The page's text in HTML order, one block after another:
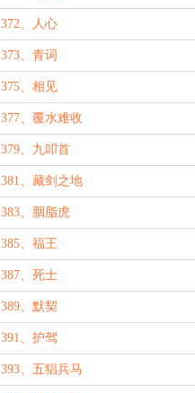
372、人心
373、青词
375、相见
377、覆水难收
379、九叩首
381、藏剑之地
383、胭脂虎
385、福王
387、死士
389、默契
391、护驾
393、五猖兵马